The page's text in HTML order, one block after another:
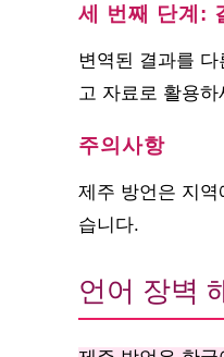
세 번째 단계:
변역된 결과를
고 자료로 활용하
주의사항
제주 방언은 지
습니다.
언어 장벽